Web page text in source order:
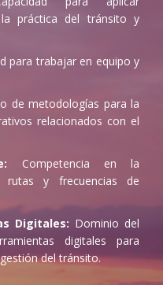
práctica del tránsito y
para trabajar en equipo y
de metodologías para la
relacionados con el
Competencia en la
rutas y frecuencias de
Digitales: Dominio del
digitales para
del tránsito.